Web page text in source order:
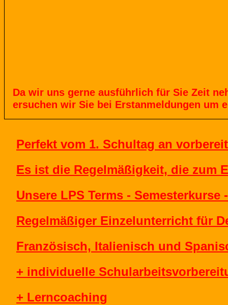
Dawir uns gerne ausführlich für Sie Zeit
ersuchen wir Sie bei Erstanmeldungen um
Perfekt vom 1. Schultag an
Es ist die Regelmäßigkeit, die zum
Unsere LPS Terms -
Regelmäßiger Einzelunterricht für
Französisch, Italienisch und
+ individuelle
+ Lerncoaching